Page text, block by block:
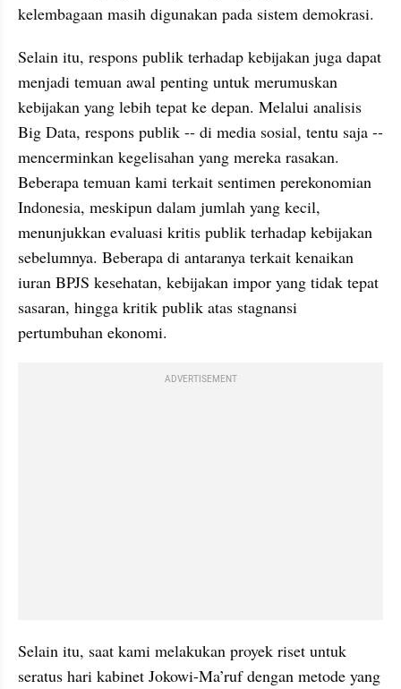
kelembagaan masih digunakan pada sistem demokrasi.
Selain itu, respons publik terhadap kebijakan juga dapat
menjadi temuan awal penting untuk merumuskan
kebijakan yang lebih tepat ke depan. Melalui analisis
Big Data, respons publik -- di media sosial, tentu saja --
mencerminkan kegelisahan yang mereka rasakan.
Beberapa temuan kami terkait sentimen perekonomian
Indonesia, meskipun dalam jumlah yang kecil,
menunjukkan evaluasi kritis publik terhadap kebijakan
sebelumnya. Beberapa di antaranya terkait kenaikan
iuran BPJS kesehatan, kebijakan impor yang tidak tepat
sasaran, hingga kritik publik atas stagnansi
pertumbuhan ekonomi.
ADVERTISEMENT
Selain itu, saat kami melakukan proyek riset untuk
seratus hari kabinet Jokowi-Ma’ruf dengan metode yang